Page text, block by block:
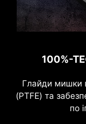
100%-
Глайди мишки
(PTFE) та
по